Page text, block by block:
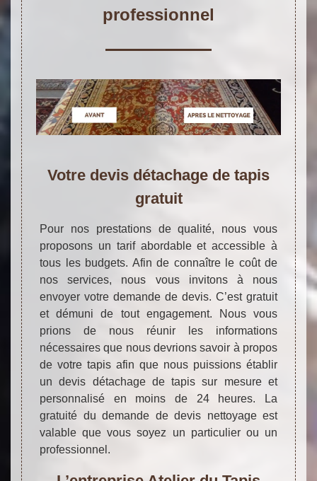
professionnel
Votre devis détachage de tapis
gratuit
Pour nos prestations de qualité, nous vous
proposons un tarif abordable et accessible à
tous les budgets. Afin de connaître le coût de
nos services, nous vous invitons à nous
envoyer votre demande de devis. C’est gratuit
et démuni de tout engagement. Nous vous
prions de nous réunir les informations
nécessaires que nous devrions savoir à propos
de votre tapis afin que nous puissions établir
un devis détachage de tapis sur mesure et
personnalisé en moins de 24 heures. La
gratuité du demande de devis nettoyage est
valable que vous soyez un particulier ou un
professionnel.